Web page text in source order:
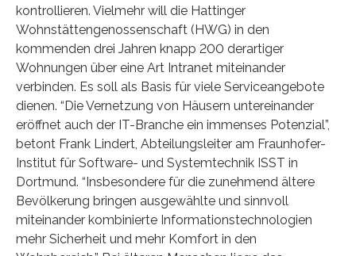
kontrollieren. Vielmehr will die Hattinger
Wohnstättengenossenschaft (HWG) in den
kommenden drei Jahren knapp 200 derartiger
Wohnungen über eine Art Intranet miteinander
verbinden. Es soll als Basis für viele Serviceangebote
dienen. “Die Vernetzung von Häusern untereinander
eröffnet auch der IT-Branche ein immenses Potenzial”,
betont Frank Lindert, Abteilungsleiter am Fraunhofer-
Institut für Software- und Systemtechnik ISST in
Dortmund. “Insbesondere für die zunehmend ältere
Bevölkerung bringen ausgewählte und sinnvoll
miteinander kombinierte Informationstechnologien
mehr Sicherheit und mehr Komfort in den